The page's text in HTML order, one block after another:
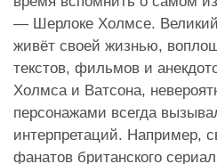
— Шерлоке Холмсе.
живёт своей жизнью,
текстов, фильмов и
Холмса и Ватсона,
персонажами всегда
интерпретаций. Например,
фанатов британского